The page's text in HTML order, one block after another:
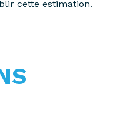
cette estimation.